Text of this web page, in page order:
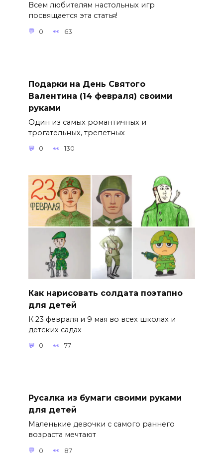
Всем любителям настольных игр
посвящается эта статья!
0 63
Подарки на День Святого
Валентина (14 февраля) своими
руками
Один из самых романтичных и
трогательных, трепетных
0 130
Как нарисовать солдата поэтапно
для детей
К 23 февраля и 9 мая во всех школах и
детских садах
0 77
Русалка из бумаги своими руками
для детей
Маленькие девочки с самого раннего
возраста мечтают
0 87